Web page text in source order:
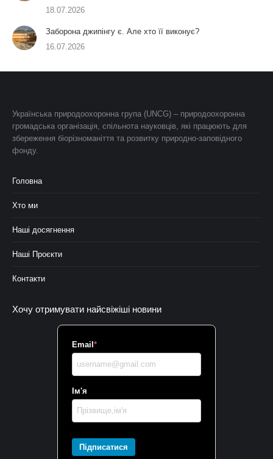
18.07.2026
Заборона джипінгу є. Але хто її виконує?
16.07.2026
Українська природоохоронна група (UNCG) – природоохоронна
громадська організація, спільнота науковців, які працюють для
збереження біорізноманіття та розвитку природно-заповідного
фонду.
Головна
Хто ми
Наші досягнення
Наші Проєкти
Контакти
Хочу отримувати найсвіжіші новини
Email *
Ім'я
Підписатися